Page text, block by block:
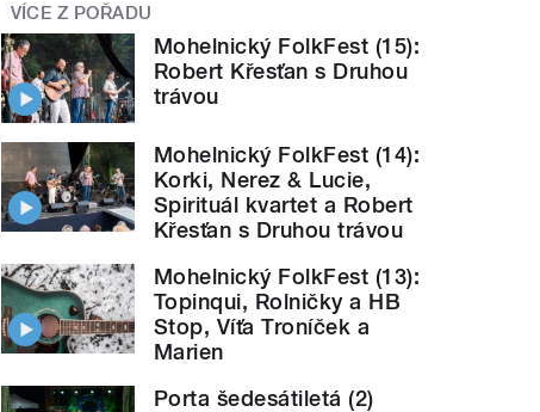
VÍCE Z POŘADU
Mohelnický FolkFest (15):
Robert Křesťan s Druhou
trávou
Mohelnický FolkFest (14):
Korki, Nerez & Lucie,
Spirituál kvartet a Robert
Křesťan s Druhou trávou
Mohelnický FolkFest (13):
Topinqui, Rolničky a HB
Stop, Víťa Troníček a
Marien
Porta šedesátiletá (2)